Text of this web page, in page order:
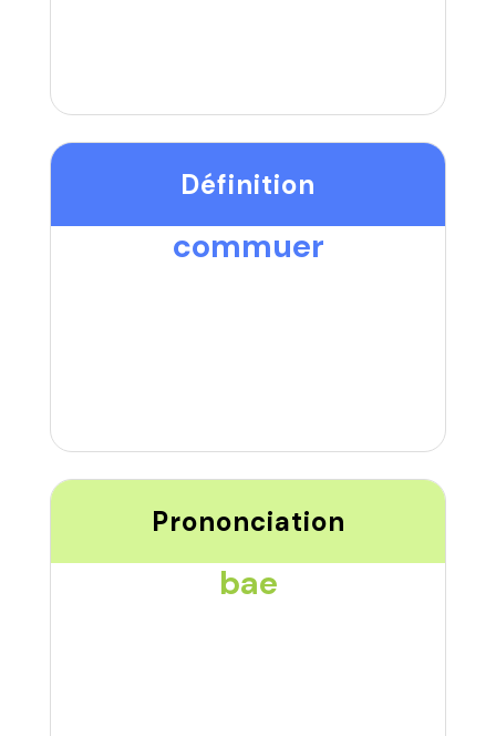
Définition
commuer
Prononciation
bae